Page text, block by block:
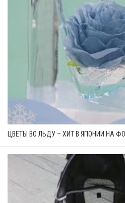
ЦВЕТЫ ВО ЛЬДУ – ХИТ В ЯПОНИИ НА